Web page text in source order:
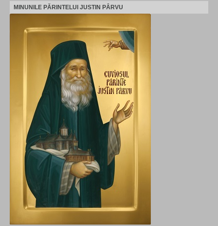
MINUNILE PĂRINTELUI JUSTIN PÂRVU